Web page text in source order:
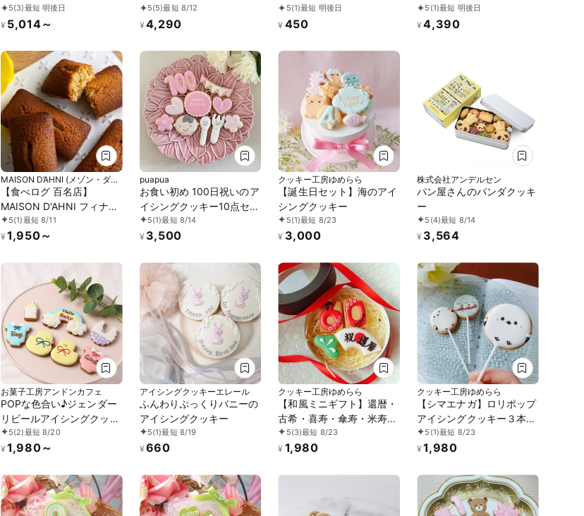
2026
5(3)最短 明後日
¥ 5,014～
5(5)最短 8/12
¥ 4,290
誕生日 デコレーションケ
ーキ オリジナルケーキ 誕
スデー ケーキ かわいい お
菓子 推し活 推しケーキ
5(1)最短 明後日
¥ 450
ースデー】
5 (1)最短 明後日
¥ 4,390
MAISON D’AHNI (メゾン・ダー
ニ)
【食べログ 百名店】
MAISON D'AHNI フィナン
シェ 5個入り お中元2026
5(1)最短 8/11
¥ 1,950～
puapua
お食い初め 100日祝いのア
イシングクッキー10点セッ
ト5(1)最短 8/14
¥ 3,500
クッキー工房ゆめらら
【誕生日セット】海のアイ
シングクッキー
5(1)最短 8/23
¥ 3,000
株式会社アンデルセン
パン屋さんのパンダクッキ
ー
5 (4)最短 8/14
¥ 3,564
お菓子工房アンドンカフェ
POPな色合い♪ジェンダー
リビールアイシングクッキ
ーセット
5(2)最短 8/20
¥ 1,980～
アイシングクッキーエレール
ふんわりぷっくりバニーの
アイシングクッキー
5(1)最短 8/19
¥ 660
クッキー工房ゆめらら
【和風ミニギフト】還暦・
古希・喜寿・傘寿・米寿・
卒寿・白寿のアイシングク
ッキーセット
5(3)最短 8/23
¥ 1,980
クッキー工房ゆめらら
【シマエナガ】ロリポップ
アイシングクッキー３本セ
ット
5 (1)最短 8/23
¥ 1,980